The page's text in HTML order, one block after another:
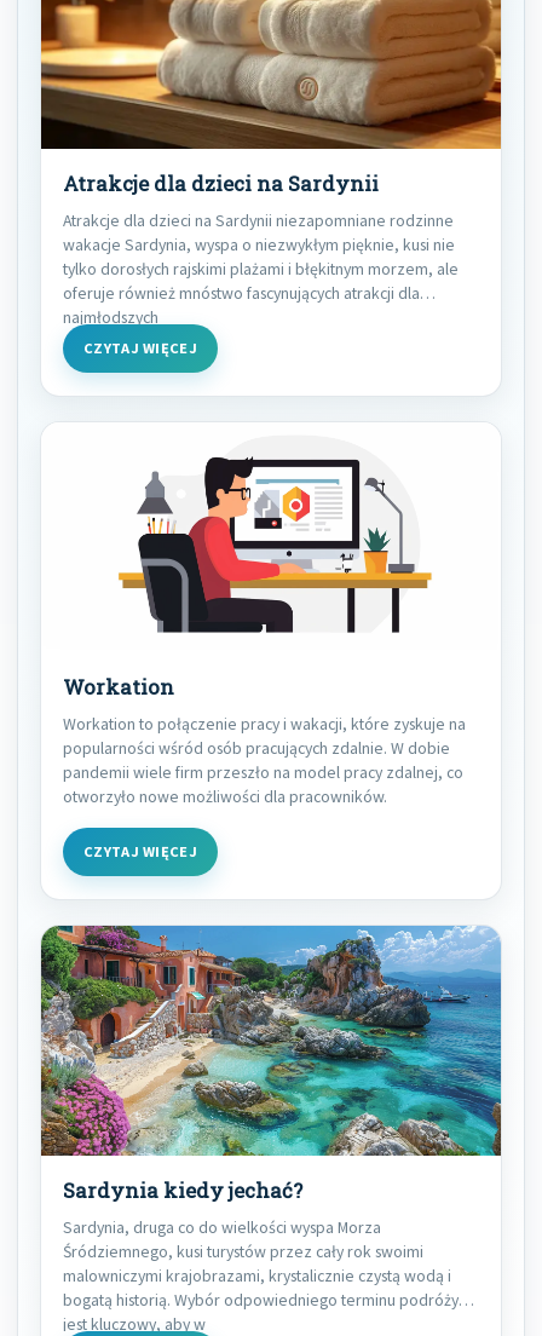
Atrakcje dla dzieci na Sardynii
Atrakcje dla dzieci na Sardynii niezapomniane rodzinne
wakacje Sardynia, wyspa o niezwykłym pięknie, kusi nie
tylko dorosłych rajskimi plażami i błękitnym morzem, ale
oferuje również mnóstwo fascynujących atrakcji dla
najmłodszych
CZYTAJ WIĘCEJ
Workation
Workation to połączenie pracy i wakacji, które zyskuje na
popularności wśród osób pracujących zdalnie. W dobie
pandemii wiele firm przeszło na model pracy zdalnej, co
otworzyło nowe możliwości dla pracowników.
CZYTAJ WIĘCEJ
Sardynia kiedy jechać?
Sardynia, druga co do wielkości wyspa Morza
Śródziemnego, kusi turystów przez cały rok swoimi
malowniczymi krajobrazami, krystalicznie czystą wodą i
bogatą historią. Wybór odpowiedniego terminu podróży
jest kluczowy, aby w